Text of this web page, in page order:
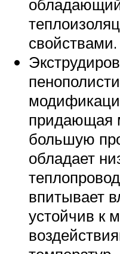
свойствами.
придающая
большую
обладает
впитывает
устойчив к